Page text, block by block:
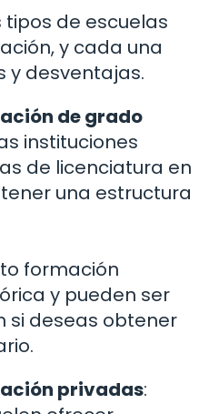
tipos de escuelas
y cada una
y desventajas.
de grado
instituciones
de licenciatura en
una estructura
formación
y pueden ser
si deseas obtener
privadas: